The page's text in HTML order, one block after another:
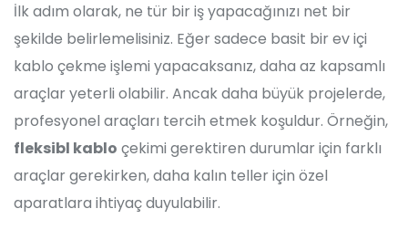
İlk adım olarak, ne tür bir iş yapacağınızı net bir
şekilde belirlemelisiniz. Eğer sadece basit bir ev içi
kablo çekme işlemi yapacaksanız, daha az kapsamlı
araçlar yeterli olabilir. Ancak daha büyük projelerde,
profesyonel araçları tercih etmek koşuldur. Örneğin,
fleksibl kablo çekimi gerektiren durumlar için farklı
araçlar gerekirken, daha kalın teller için özel
aparatlara ihtiyaç duyulabilir.